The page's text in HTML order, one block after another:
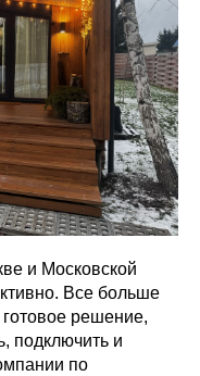
и Московской
Все больше
решение,
подключить и
по